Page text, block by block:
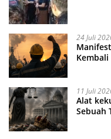
24 Juli
11 Juli
Alat
Sebuah